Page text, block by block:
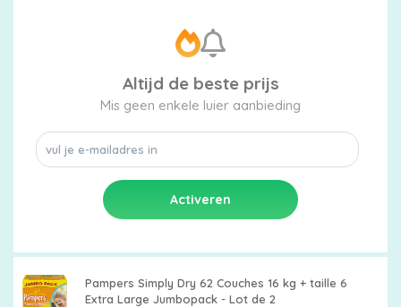
Altijd de beste prijs
Mis geen enkele luier aanbieding
Pampers Simply Dry 62 Couches 16 kg + taille 6
Extra Large Jumbopack - Lot de 2